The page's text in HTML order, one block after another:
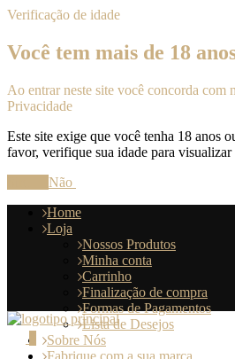
Verificação de idade
Você tem mais de 18
Ao entrar neste site você concorda com
Privacidade
Este site exige que você tenha 18 anos
favor, verifique sua idade para visualizar
Não
Home
Loja
Nossos Produtos
Minha conta
Carrinho
Finalização de compra
Formas de Pagamentos
Lista de Desejos
Sobre Nós
Fabrique com a sua marca